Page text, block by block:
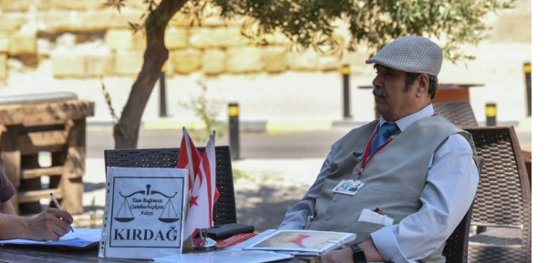
2025
Pazartesi 2025, Gıynık
manşetleri
1
Aralık
Pazartesi
2025,
Gıynık
manşetleri
1 Aralık 2025
1 Aralık Pazartesi 2025, Gıynık
Medya manşetleri